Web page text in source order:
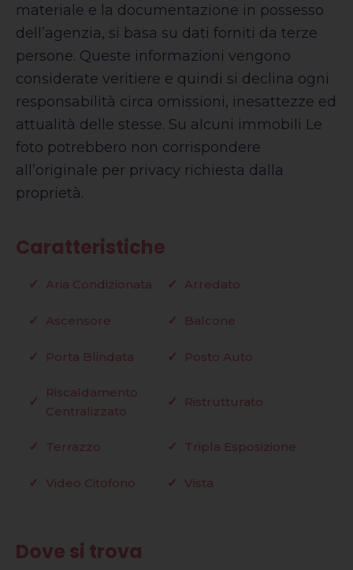
materiale e la documentazione in possesso
dell’agenzia, si basa su dati forniti da terze
persone. Queste informazioni vengono
considerate veritiere e quindi si declina ogni
responsabilità circa omissioni, inesattezze ed
attualità delle stesse. Su alcuni immobili Le
foto potrebbero non corrispondere
all’originale per privacy richiesta dalla
proprietà.
Caratteristiche
Aria Condizionata Arredato
Ascensore Balcone
Porta Blindata Posto Auto
Riscaldamento
Centralizzato
Ristrutturato
Terrazzo Tripla Esposizione
Video Citofono Vista
Dove si trova